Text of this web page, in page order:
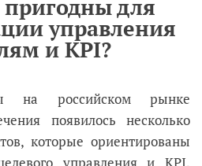
для
управления
и KPI?
на российском рынке
появилось несколько
которые ориентированы
управления и KPI.